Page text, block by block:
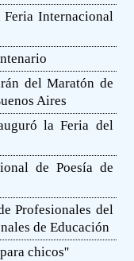
Internacional
del Maratón de
Aires
la Feria del
de Poesía de
Profesionales del
de Educación
chicos''